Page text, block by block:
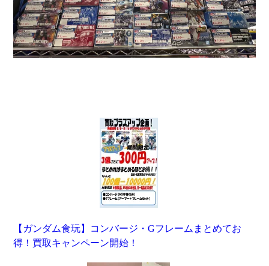
【ガンダム食玩】コンバージ・Gフレームまとめてお
得！買取キャンペーン開始！